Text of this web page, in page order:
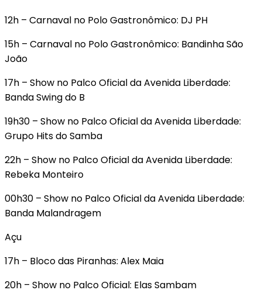
12h – Carnaval no Polo Gastronômico: DJ PH
15h – Carnaval no Polo Gastronômico: Bandinha São
João
17h – Show no Palco Oficial da Avenida Liberdade:
Banda Swing do B
19h30 – Show no Palco Oficial da Avenida Liberdade:
Grupo Hits do Samba
22h – Show no Palco Oficial da Avenida Liberdade:
Rebeka Monteiro
00h30 – Show no Palco Oficial da Avenida Liberdade:
Banda Malandragem
Açu
17h – Bloco das Piranhas: Alex Maia
20h – Show no Palco Oficial: Elas Sambam